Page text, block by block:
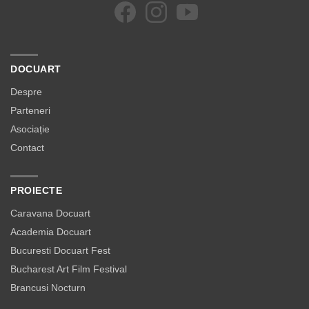
DOCUART
Despre
Parteneri
Asociație
Contact
PROIECTE
Caravana Docuart
Academia Docuart
Bucuresti Docuart Fest
Bucharest Art Film Festival
Brancusi Nocturn